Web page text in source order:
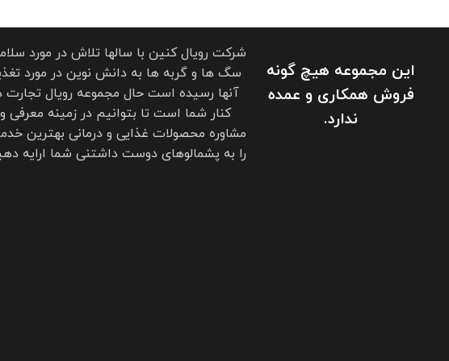
فیبر
2.9%
این مجموعه هیچ گونه
فروش همکاری و عمده
ندارد.
شرکت رویال کنین با سالها تلاش در مورد
سگ ها و گربه ها به دانش نوین در مورد
آنها رسیده است حال مجموعه رویال تجارت
کنار شما است تا بتوانیم در زمینه معرفی و
مشاوره محصولات غذایی و درمانی بهترین
را به پشمالوهای دوست داشتنی شما ارايه